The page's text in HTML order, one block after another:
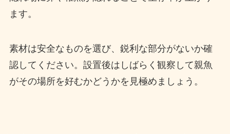
ます。
素材は安全なものを選び、鋭利な部分がないか確
認してください。設置後はしばらく観察して親魚
がその場所を好むかどうかを見極めましょう。